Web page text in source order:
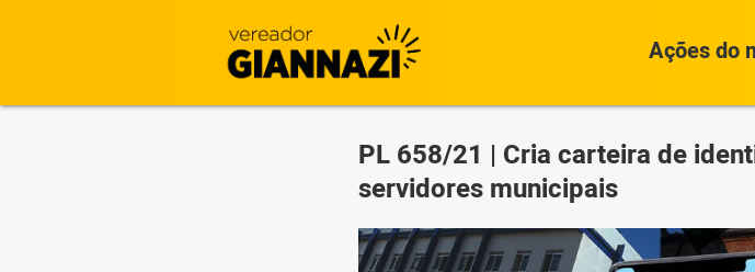
Ações do
PL 658/21 | Cria carteira de
servidores municipais